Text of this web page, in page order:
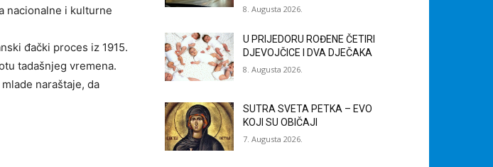
nacionalne i kulturne
đački proces iz 1915.
tadašnjeg vremena.
naraštaje, da
8. Augusta 2026.
U PRIJEDORU ROĐENE ČETIRI
DJEVOJČICE I DVA DJEČAKA
8. Augusta 2026.
SUTRA SVETA PETKA – EVO
KOJI SU OBIČAJI
7. Augusta 2026.